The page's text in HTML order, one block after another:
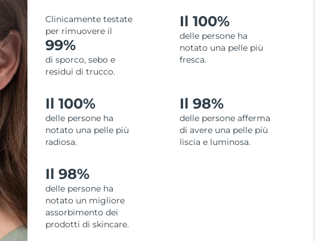
Clinicamente testate
per rimuovere il
99%
di sporco, sebo e
residui di trucco.
Il 100%
delle persone ha
notato una pelle più
fresca.
Il 100%
delle persone ha
notato una pelle più
radiosa.
Il 98%
delle persone afferma
di avere una pelle più
liscia e luminosa.
Il 98%
delle persone ha
notato un migliore
assorbimento dei
prodotti di skincare.